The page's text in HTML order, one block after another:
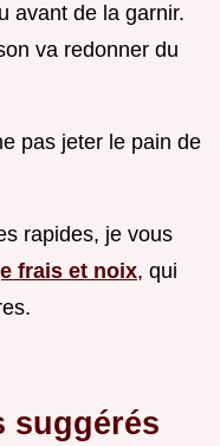
avant de la garnir.
va redonner du
pas jeter le pain de
rapides, je vous
frais et noix, qui
suggérés